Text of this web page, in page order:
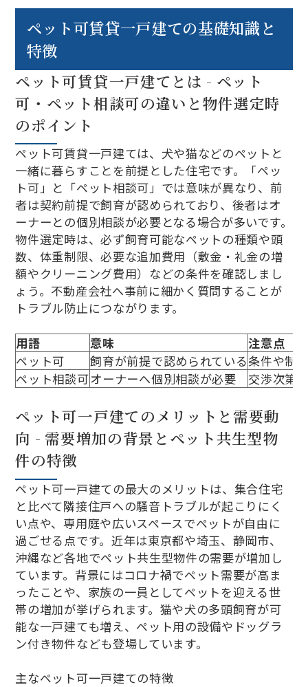
ペット可賃貸一戸建ての基礎知識と
特徴
ペット可賃貸一戸建てとは - ペット
可・ペット相談可の違いと物件選定時
のポイント
ペット可賃貸一戸建ては、犬や猫などのペットと
一緒に暮らすことを前提とした住宅です。「ペッ
ト可」と「ペット相談可」では意味が異なり、前
者は契約前提で飼育が認められており、後者はオ
ーナーとの個別相談が必要となる場合が多いです。
物件選定時は、必ず飼育可能なペットの種類や頭
数、体重制限、必要な追加費用（敷金・礼金の増
額やクリーニング費用）などの条件を確認しまし
ょう。不動産会社へ事前に細かく質問することが
トラブル防止につながります。
用語 意味
注意点
ペット可
飼育が前提で認められている条件や制
ペット相談可オーナーへ個別相談が必要 交渉次第
ペット可一戸建てのメリットと需要動
向 - 需要増加の背景とペット共生型物
件の特徴
ペット可一戸建ての最大のメリットは、集合住宅
と比べて隣接住戸への騒音トラブルが起こりにく
い点や、専用庭や広いスペースでペットが自由に
過ごせる点です。近年は東京都や埼玉、静岡市、
沖縄など各地でペット共生型物件の需要が増加し
ています。背景にはコロナ禍でペット需要が高ま
ったことや、家族の一員としてペットを迎える世
帯の増加が挙げられます。猫や犬の多頭飼育が可
能な一戸建ても増え、ペット用の設備やドッグラ
ン付き物件なども登場しています。
主なペット可一戸建ての特徴